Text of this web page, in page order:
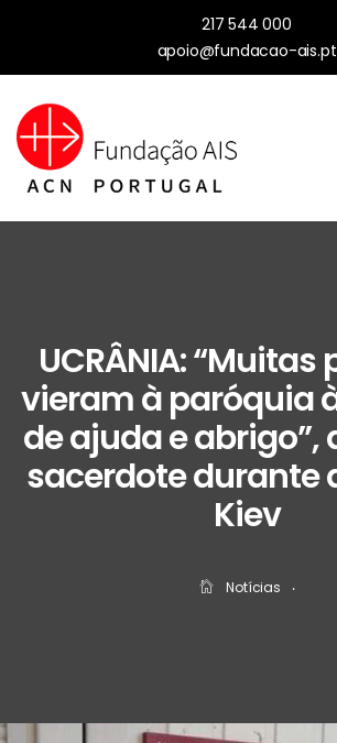
217 544 000
apoio@fundacao-ais.pt
UCRÂNIA: “Muitas
vieram à paróquia
de ajuda e abrigo”,
sacerdote durante
Kiev
Notícias ‧